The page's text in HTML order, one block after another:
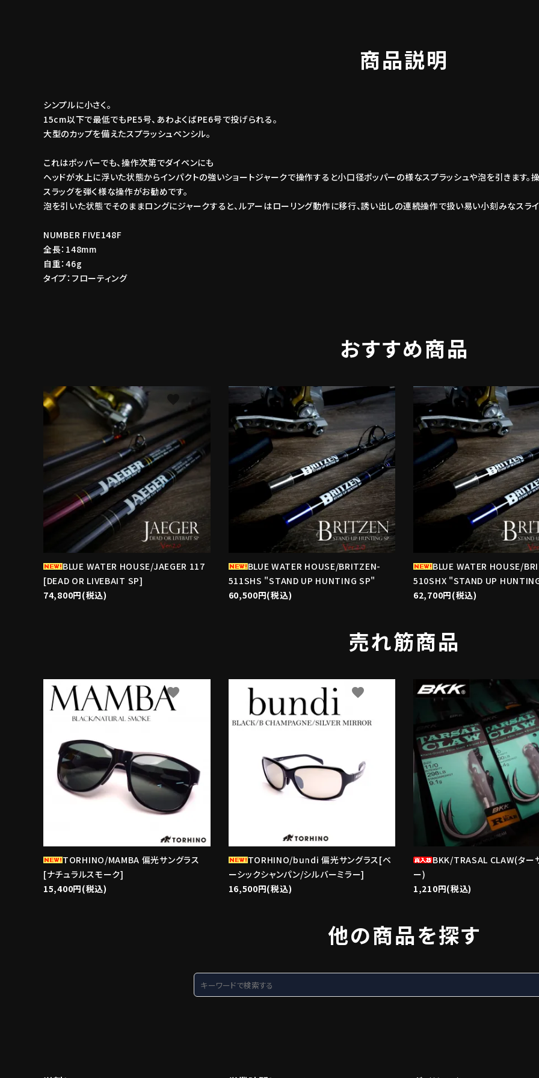
商品説明
シンプルに小さく。
15cm以下で最低でもPE5号、あわよくばPE6号で投げられる。
大型のカップを備えたスプラッシュペンシル。
これはポッパーでも、操作次第でダイペンにも
ヘッドが水上に浮いた状態からインパクトの強いショートジャークで操作すると小口径ポッパーの様なスプラッシュや泡を引きます。
スラッグを弾く様な操作がお勧めです。
泡を引いた状態でそのままロングにジャークすると、ルアーはローリング動作に移行、誘い出しの連続操作で扱い易い小刻みなスライ
NUMBER FIVE148F
全長：148mm
自重：46g
タイプ：フローティング
おすすめ商品
BLUE WATER HOUSE/JAEGER 117
[DEAD OR LIVEBAIT SP]
74,800円(税込)
favorite
BLUE WATER HOUSE/BRITZEN-
511SHS "STAND UP HUNTING SP"
60,500円(税込)
favorite
BLUE WATER HOUSE/
510SHX "STAND UP
62,700円(税込)
売れ筋商品
TORHINO/MAMBA 偏光サングラス
[ナチュラルスモーク]
15,400円(税込)
favorite
TORHINO/bundi 偏光サングラス[ベ
ーシックシャンパン/シルバーミラー]
16,500円(税込)
favorite
BKK/TRASAL CLAW(ター
ー)
1,210円(税込)
他の商品を探す